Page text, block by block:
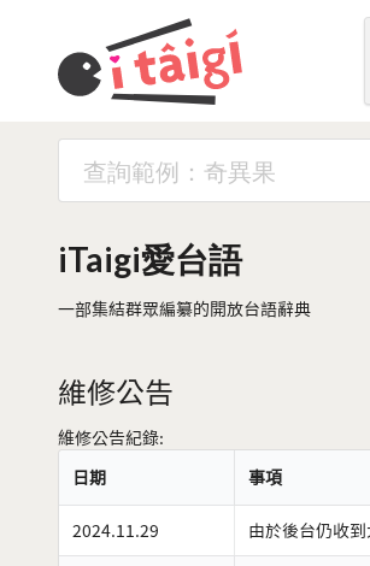
iTaigi愛台語
一部集結群眾編纂的開放台語辭典
維修公告
維修公告紀錄:
日期
事項
2024.11.29 由於後台仍收